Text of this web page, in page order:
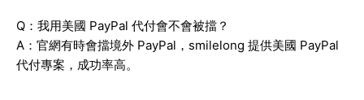
Q：我用美國 PayPal 代付會不會被擋？
A：官網有時會擋境外 PayPal，smilelong 提供美國 PayPal
代付專案，成功率高。